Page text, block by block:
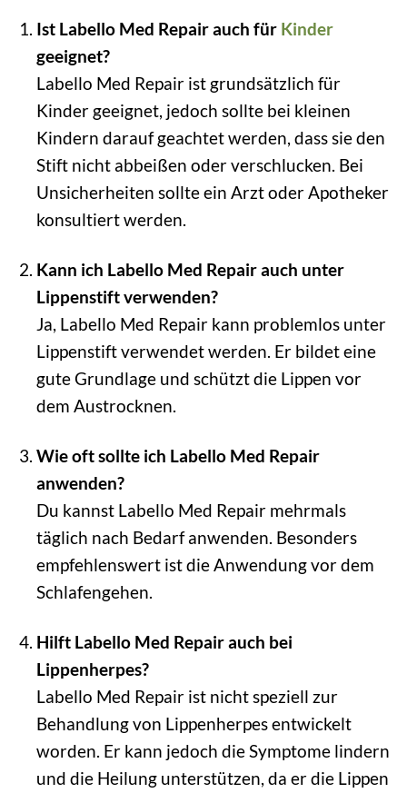
Ist Labello Med Repair auch für Kinder
geeignet?
Labello Med Repair ist grundsätzlich für
Kinder geeignet, jedoch sollte bei kleinen
Kindern darauf geachtet werden, dass sie den
Stift nicht abbeißen oder verschlucken. Bei
Unsicherheiten sollte ein Arzt oder Apotheker
konsultiert werden.
Kann ich Labello Med Repair auch unter
Lippenstift verwenden?
Ja, Labello Med Repair kann problemlos unter
Lippenstift verwendet werden. Er bildet eine
gute Grundlage und schützt die Lippen vor
dem Austrocknen.
Wie oft sollte ich Labello Med Repair
anwenden?
Du kannst Labello Med Repair mehrmals
täglich nach Bedarf anwenden. Besonders
empfehlenswert ist die Anwendung vor dem
Schlafengehen.
Hilft Labello Med Repair auch bei
Lippenherpes?
Labello Med Repair ist nicht speziell zur
Behandlung von Lippenherpes entwickelt
worden. Er kann jedoch die Symptome lindern
und die Heilung unterstützen, da er die Lippen